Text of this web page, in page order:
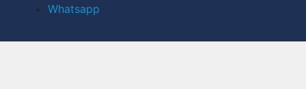
Whatsapp